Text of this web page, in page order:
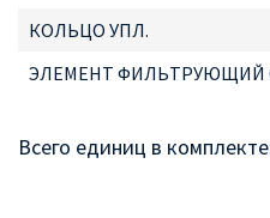
КОЛЬЦО УПЛ.
ЭЛEMEHT ФИЛЬTPУЮЩИЙ
Всего единиц в